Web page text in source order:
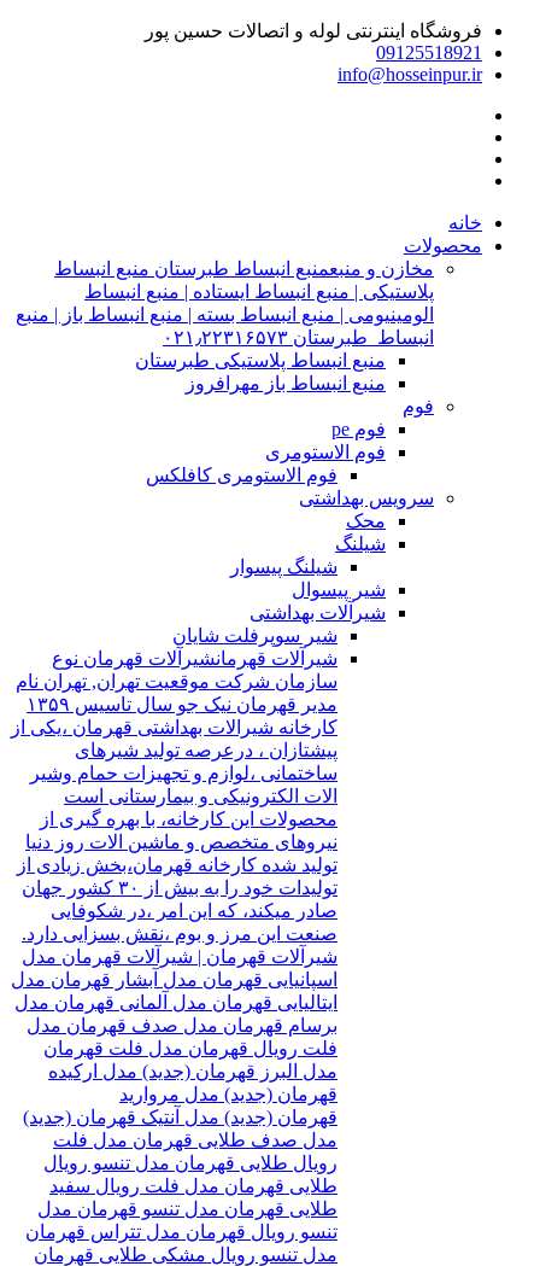
فروشگاه اینترنتی لوله و اتصالات حسین پور
09125518921
info@hosseinpur.ir
خانه
محصولات
مخازن و منبعمنبع انبساط طبرستان منبع انبساط
پلاستیکی | منبع انبساط ایستاده | منبع انبساط
الومینیومی | منبع انبساط بسته | منبع انبساط باز | منبع
انبساط طبرستان ۰۲۱٫۲۲۳۱۶۵۷۳
منبع انبساط پلاستیکی طبرستان
منبع انبساط باز مهرافروز
فوم
فوم pe
فوم الاستومری
فوم الاستومری کافلکس
سرویس بهداشتی
محک
شیلنگ
شیلنگ پیسوار
شیر پیسوال
شیرآلات بهداشتی
شیر سوپرفلت شایان
شیرآلات قهرمانشیرآلات قهرمان نوع
سازمان شرکت موقعیت تهران, تهران نام
مدیر قهرمان نیک جو سال تاسیس ۱۳۵۹
کارخانه شیرالات بهداشتی قهرمان ،یکی از
پیشتازان ، درعرصه تولید شیرهای
ساختمانی ،لوازم و تجهیزات حمام وشیر
الات الکترونیکی و بیمارستانی است
محصولات این کارخانه، با بهره گیری از
نیروهای متخصص و ماشین الات روز دنیا
تولید شده کارخانه قهرمان،بخش زیادی از
تولیدات خود را به بیش از ۳۰ کشور جهان
صادر میکند، که این امر ،در شکوفایی
صنعت این مرز و بوم ،نقش بسزایی دارد.
شیرآلات قهرمان | شیرآلات قهرمان مدل
اسپانیایی قهرمان مدل آبشار قهرمان مدل
ایتالیایی قهرمان مدل آلمانی قهرمان مدل
برسام قهرمان مدل صدف قهرمان مدل
فلت رویال قهرمان مدل فلت قهرمان
مدل البرز قهرمان (جدید) مدل ارکیده
قهرمان (جدید) مدل مروارید
قهرمان (جدید) مدل آنتیک قهرمان (جدید)
مدل صدف طلایی قهرمان مدل فلت
رویال طلایی قهرمان مدل تنسو رویال
طلایی قهرمان مدل فلت رویال سفید
طلایی قهرمان مدل تنسو قهرمان مدل
تنسو رویال قهرمان مدل تتراس قهرمان
مدل تنسو رویال مشکی طلایی قهرمان